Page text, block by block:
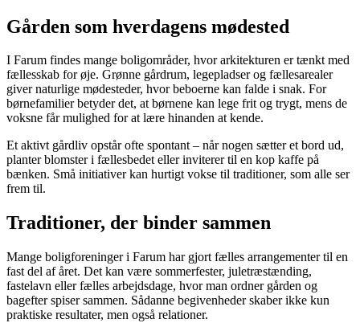
Gården som hverdagens mødested
I Farum findes mange boligområder, hvor arkitekturen er tænkt med
fællesskab for øje. Grønne gårdrum, legepladser og fællesarealer
giver naturlige mødesteder, hvor beboerne kan falde i snak. For
børnefamilier betyder det, at børnene kan lege frit og trygt, mens de
voksne får mulighed for at lære hinanden at kende.
Et aktivt gårdliv opstår ofte spontant – når nogen sætter et bord ud,
planter blomster i fællesbedet eller inviterer til en kop kaffe på
bænken. Små initiativer kan hurtigt vokse til traditioner, som alle ser
frem til.
Traditioner, der binder sammen
Mange boligforeninger i Farum har gjort fælles arrangementer til en
fast del af året. Det kan være sommerfester, juletræstænding,
fastelavn eller fælles arbejdsdage, hvor man ordner gården og
bagefter spiser sammen. Sådanne begivenheder skaber ikke kun
praktiske resultater, men også relationer.